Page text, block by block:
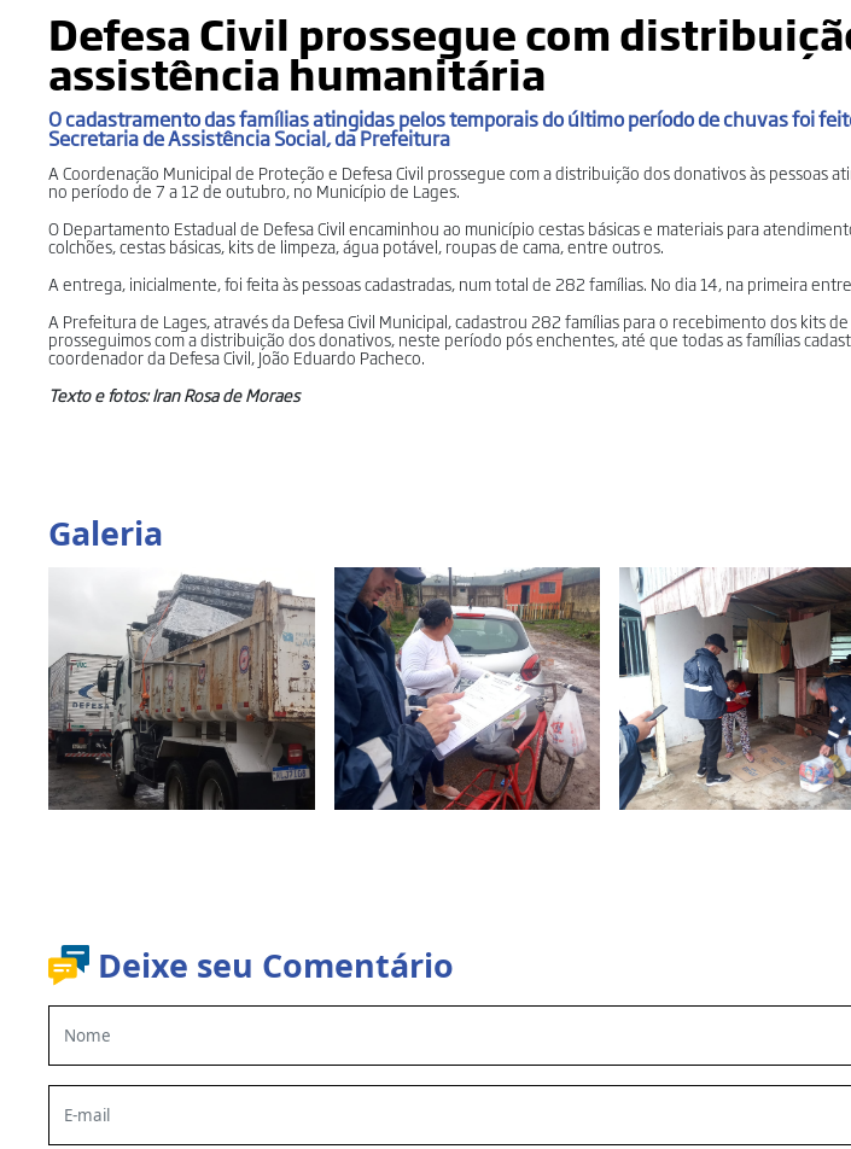
Defesa Civil prossegue com
assistência humanitária
O cadastramento das famílias atingidas pelos temporais do último período de chuvas foi
Secretaria de Assistência Social, da Prefeitura
A Coordenação Municipal de Proteção e Defesa Civil prossegue com a distribuição dos donativos às pessoas
no período de 7 a 12 de outubro, no Município de Lages.
O Departamento Estadual de Defesa Civil encaminhou ao município cestas básicas e materiais para
colchões, cestas básicas, kits de limpeza, água potável, roupas de cama, entre outros.
A entrega, inicialmente, foi feita às pessoas cadastradas, num total de 282 famílias. No dia 14, na primeira
A Prefeitura de Lages, através da Defesa Civil Municipal, cadastrou 282 famílias para o recebimento dos kits
prosseguimos com a distribuição dos donativos, neste período pós enchentes, até que todas as famílias
coordenador da Defesa Civil, João Eduardo Pacheco.
Texto e fotos: Iran Rosa de Moraes
Galeria
Deixe seu Comentário